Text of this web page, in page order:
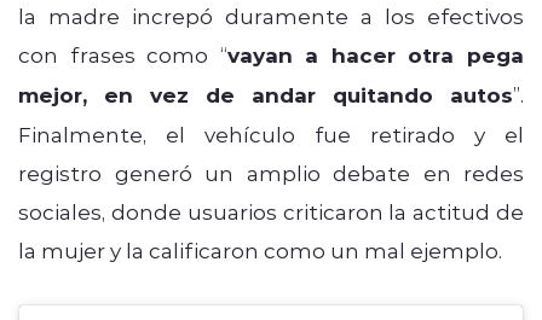
la madre increpó duramente a los efectivos
con frases como “vayan a hacer otra pega
mejor, en vez de andar quitando autos”.
Finalmente, el vehículo fue retirado y el
registro generó un amplio debate en redes
sociales, donde usuarios criticaron la actitud de
la mujer y la calificaron como un mal ejemplo.